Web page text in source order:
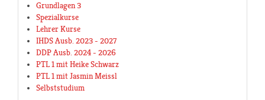
Grundlagen 3
Spezialkurse
Lehrer Kurse
IHDS Ausb. 2023 - 2027
DDP Ausb. 2024 - 2026
PTL 1 mit Heike Schwarz
PTL 1 mit Jasmin Meissl
Selbststudium